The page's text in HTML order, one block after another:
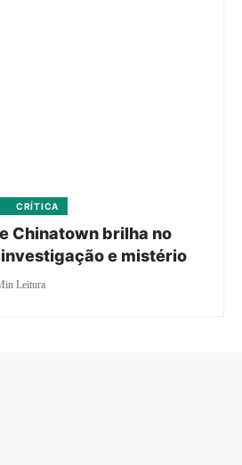
CRÍTICA
Chinatown brilha no
investigação e mistério
Leitura